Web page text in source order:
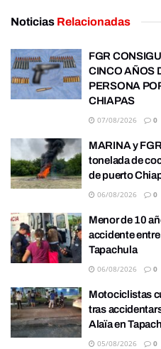
Noticias Relacionadas
FGR
CINCO AÑOS
PERSONA
CHIAPAS
07/08/2026 0
MARINA y
tonelada de
de puerto
06/08/2026 0
Menor de 10
accidente
Tapachula
06/08/2026 0
Motociclistas
tras
Alaïa en
05/08/2026 0